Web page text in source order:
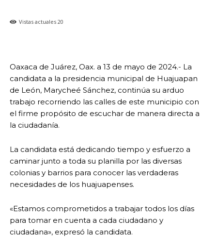
Vistas actuales 20
Oaxaca de Juárez, Oax. a 13 de mayo de 2024.- La
candidata a la presidencia municipal de Huajuapan
de León, Marycheé Sánchez, continúa su arduo
trabajo recorriendo las calles de este municipio con
el firme propósito de escuchar de manera directa a
la ciudadanía.
La candidata está dedicando tiempo y esfuerzo a
caminar junto a toda su planilla por las diversas
colonias y barrios para conocer las verdaderas
necesidades de los huajuapenses.
«Estamos comprometidos a trabajar todos los días
para tomar en cuenta a cada ciudadano y
ciudadana», expresó la candidata.